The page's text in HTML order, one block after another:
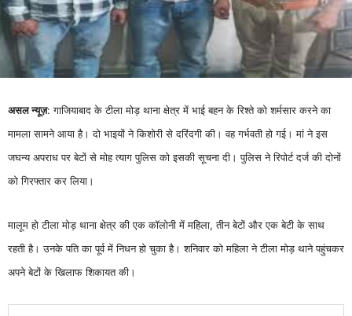
असल न्यूज़: गाजियाबाद के टीला मोड़ थाना क्षेत्र में भाई बहन के रिश्ते को शर्मसार करने का
मामला सामने आया है। दो भाइयों ने किशोरी से दरिंदगी की। वह गर्भवती हो गई। मां ने इस
जघन्य अपराध पर बेटों से मोह त्याग पुलिस को इसकी सूचना दी। पुलिस ने रिपोर्ट दर्ज की दोनों
को गिरफ्तार कर लिया।
मालूम हो टीला मोड़ थाना क्षेत्र की एक कॉलोनी में महिला, तीन बेटों और एक बेटी के साथ
रहती है। उनके पति का पूर्व में निधन हो चुका है। शनिवार को महिला ने टीला मोड़ थाने पहुंचकर
अपने बेटों के खिलाफ शिकायत की।